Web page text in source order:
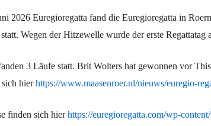
2026 Euregioregatta fand die Euregioregatta in
Wegen der Hitzewelle wurde der erste Regattatag
3 Läufe statt. Brit Wolters hat gewonnen vor
hierhttps://www.maasenroer.nl/nieuws/euregio-
finden sich hierhttps://euregioregatta.com/wp-